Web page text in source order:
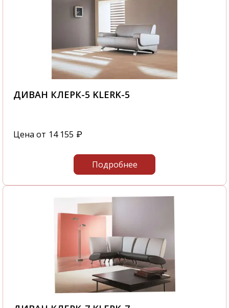
ДИВАН КЛЕРК-5 KLERK-5
Цена от 14 155 ₽
Подробнее